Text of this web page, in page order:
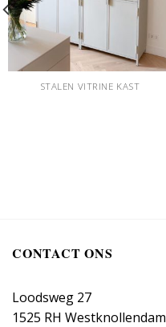
STALEN VITRINE KAST
CONTACT ONS
Loodsweg 27
1525 RH Westknollendam